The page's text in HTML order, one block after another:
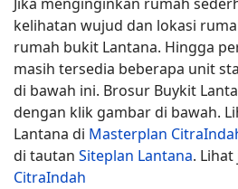
kelihatan wujud dan lokasi
rumah bukit Lantana. Hingga
masih tersedia beberapa unit
di bawah ini. Brosur Buykit
dengan klik gambar di bawah.
Lantana di Masterplan
di tautan Siteplan Lantana. Lihat
CitraIndah